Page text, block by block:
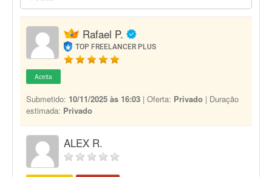
Rafael P.
TOP FREELANCER PLUS
Aceita
Submetido: 10/11/2025 às 16:03 | Oferta: Privado | Duração
estimada: Privado
ALEX R.